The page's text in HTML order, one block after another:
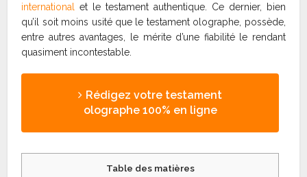
international
et le testament authentique. Ce dernier, bien
qu’il soit moins usité que le testament olographe, possède,
entre autres avantages, le mérite d’une fiabilité le rendant
quasiment incontestable.
Rédigez votre testament
olographe 100% en ligne
Table des matières